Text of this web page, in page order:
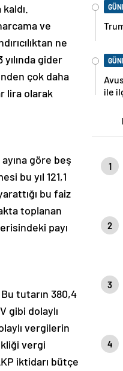
ve
ne
gider
çok daha
lira olarak
göre beş
bu yıl 121,1
bu faiz
toplanan
payı
tutarın 380,4
gibi dolaylı
vergilerin
vergi
iktidarı bütçe
ile
1
2
3
4